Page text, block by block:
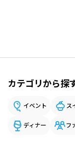
カテゴリから探
イベント ス
ディナー フ